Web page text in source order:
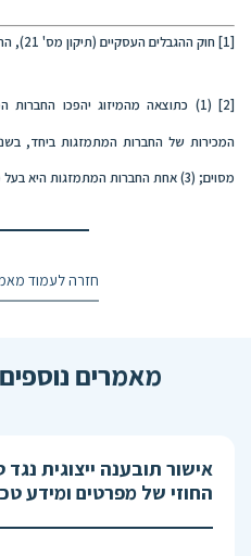
[1] חוק ההגבלים העסקיים (תיקון מס' 21), התשע"ט-2019.
[2]
המכירות של החברות המתמזגות ביחד,
מסוים; (3) אחת החברות המתמזגות היא בעל מונופולין.
חזרה לעמוד
מאמרים נוספים
אישור תובענה ייצוגית
החוזי של מפרטים ומידע